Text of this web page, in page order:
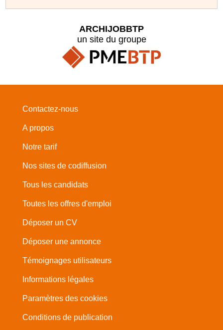
ARCHIJOBBTP
un site du groupe
Contactez-nous
A propos
Notre tarif
Nos sites de codiffusion
Tous les candidats
Toutes les offres d'emploi
Déposer un CV
Déposer une annonce
Témoignages utilisateurs
Informations légales
Paramètres des cookies
Conditions de publication